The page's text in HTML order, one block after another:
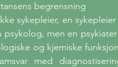
begrensning
sykepleier, en
psykolog, men en
og kjemiske
med